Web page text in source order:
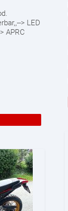
> LED
APRC